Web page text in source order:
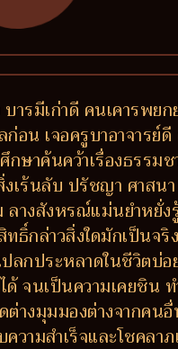
ารมีเก่าดี คนเคารพย
ก่อน เจอครูบาอาจารย์
กษาค้นคว้าเรื่องธรรมช
เร้นลับ ปรัชญา ศาสน
ลางสังหรณ์แม่นยำหยั่ง
ทธิ์กล่าวสิ่งใดมักเป็นจริ
ปลกประหลาดในชีวิตบ่
ด้ จนเป็นความเคยชิน
างมุมมองต่างจากคน
วามสำเร็จและโชคลา